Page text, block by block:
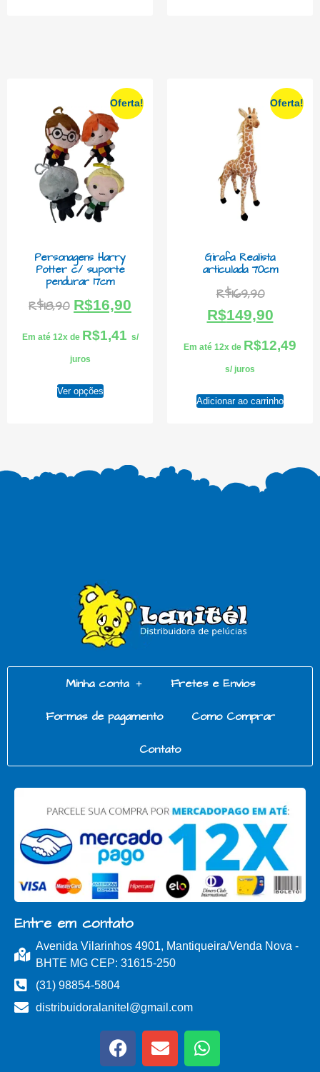
Oferta!
Personagens Harry
Potter c/ suporte
pendurar 17cm
R$18,90 R$16,90
Em até 12x de R$1,41 s/
juros
Ver opções
Oferta!
Girafa Realista
articulada 70cm
R$169,90
R$149,90
Em até 12x de R$12,49
s/ juros
Adicionar ao carrinho
Minha conta Fretes e Envios
Formas de pagamento Como Comprar
Contato
Entre em contato
Avenida Vilarinhos 4901, Mantiqueira/Venda Nova -
BHTE MG CEP: 31615-250
(31) 98854-5804
distribuidoralanitel@gmail.com